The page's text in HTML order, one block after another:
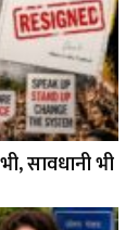
सावधानी भी